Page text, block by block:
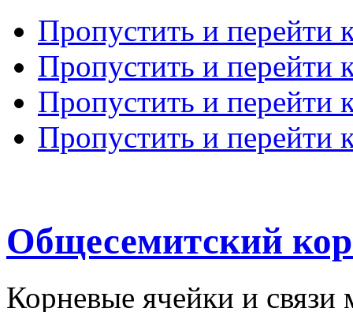
Пропустить и перейти
Пропустить и перейти
Пропустить и перейти
Пропустить и перейти
Общесемитский
Корневые ячейки и